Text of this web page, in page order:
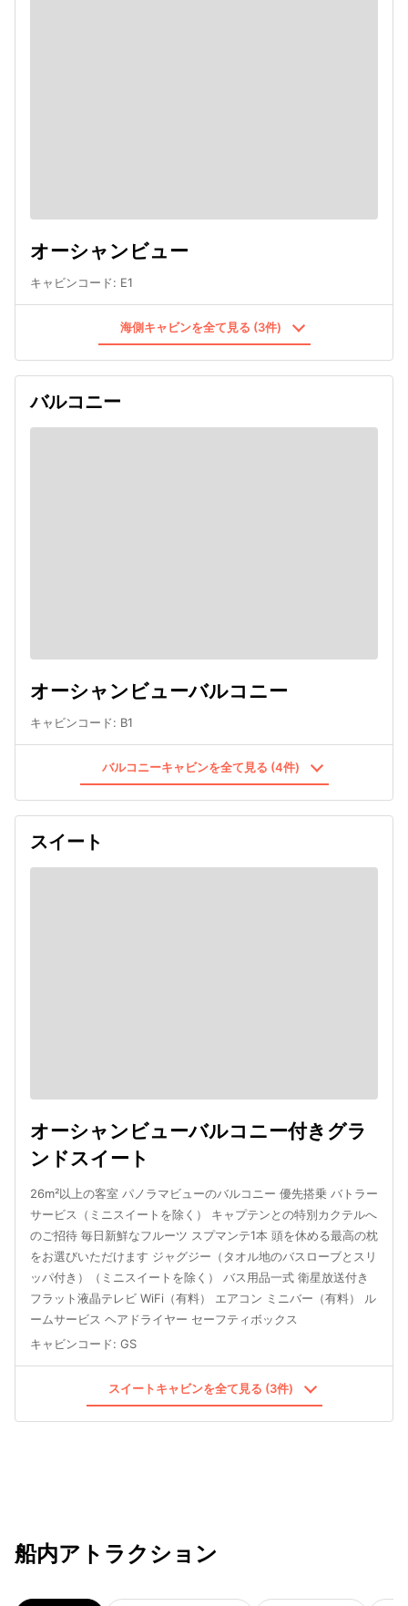
オーシャンビュー
キャビンコード: E1
海側キャビンを全て見る (3件)
バルコニー
オーシャンビューバルコニー
キャビンコード: B1
バルコニーキャビンを全て見る (4件)
スイート
オーシャンビューバルコニー付きグラ
ンドスイート
26m²以上の客室 パノラマビューのバルコニー 優先搭乗 バトラー
サービス（ミニスイートを除く） キャプテンとの特別カクテルへ
のご招待 毎日新鮮なフルーツ スプマンテ1本 頭を休める最高の枕
をお選びいただけます ジャグジー（タオル地のバスローブとスリ
ッパ付き）（ミニスイートを除く） バス用品一式 衛星放送付き
フラット液晶テレビ WiFi（有料） エアコン ミニバー（有料） ル
ームサービス ヘアドライヤー セーフティボックス
キャビンコード: GS
スイートキャビンを全て見る (3件)
船内アトラクション